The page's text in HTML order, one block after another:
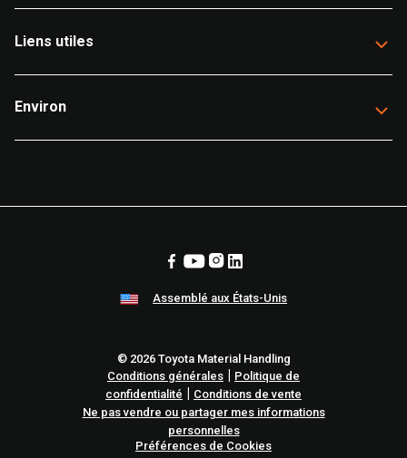
Liens utiles
Environ
Assemblé aux États-Unis
© 2026 Toyota Material Handling
Conditions générales | Politique de
confidentialité | Conditions de vente
Ne pas vendre ou partager mes informations
personnelles
Préférences de Cookies